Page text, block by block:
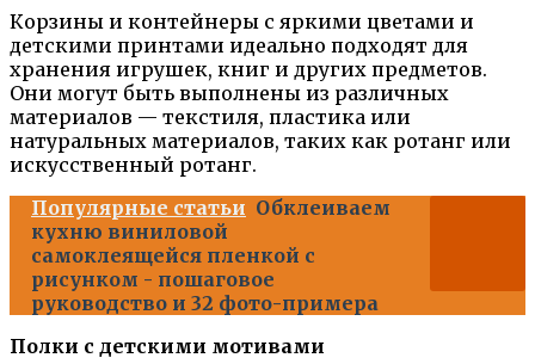
Корзины и контейнеры с яркими цветами и
детскими принтами идеально подходят для
хранения игрушек, книг и других предметов.
Они могут быть выполнены из различных
материалов — текстиля, пластика или
натуральных материалов, таких как ротанг или
искусственный ротанг.
Популярные статьи Обклеиваем
кухню виниловой
самоклеящейся пленкой с
рисунком - пошаговое
руководство и 32 фото-примера
Полки с детскими мотивами